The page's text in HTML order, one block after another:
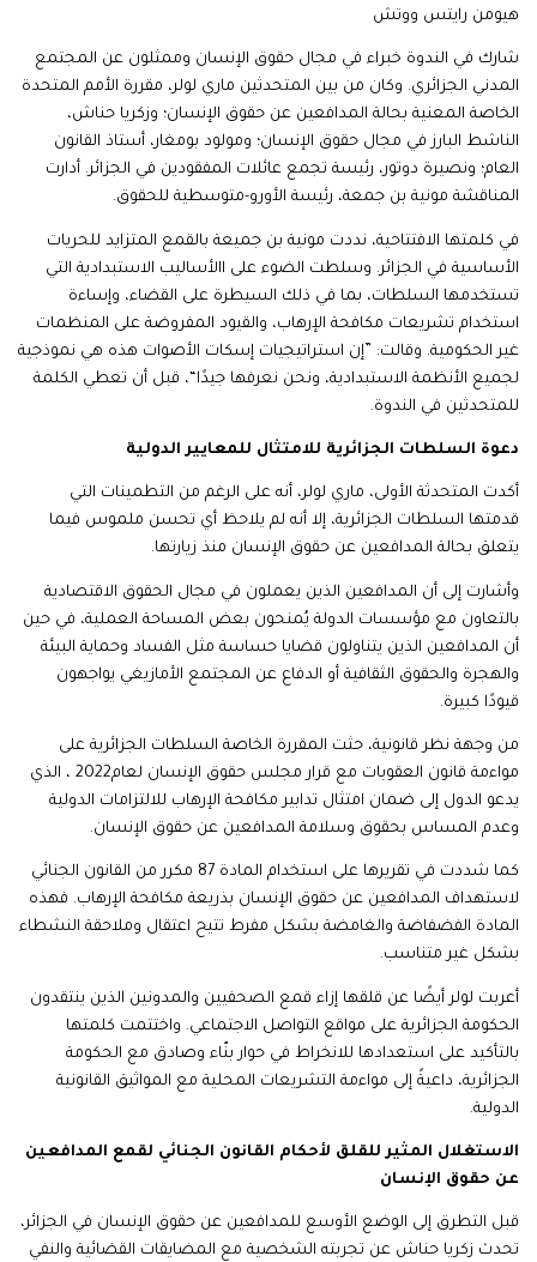
هيومن رايتس ووتش
شارك في الندوة خبراء في مجال حقوق الإنسان وممثلون عن المجتمع
المدني الجزائري. وكان من بين المتحدثين ماري لولر، مقررة الأمم المتحدة
الخاصة المعنية بحالة المدافعين عن حقوق الإنسان؛ وزكريا حناش،
الناشط البارز في مجال حقوق الإنسان؛ ومولود بومغار، أستاذ القانون
العام؛ ونصيرة دوتور، رئيسة تجمع عائلات المفقودين في الجزائر. أدارت
المناقشة مونية بن جمعة، رئيسة الأورو-متوسطية للحقوق.
في كلمتها الافتتاحية، نددت مونية بن جميعة بالقمع المتزايد للحريات
الأساسية في الجزائر. وسلطت الضوء على االأساليب الاستبدادية التي
تستخدمها السلطات، بما في ذلك السيطرة على القضاء، وإساءة
استخدام تشريعات مكافحة الإرهاب، والقيود المفروضة على المنظمات
غير الحكومية. وقالت: ”إن استراتيجيات إسكات الأصوات هذه هي نموذجية
لجميع الأنظمة الاستبدادية، ونحن نعرفها جيدًا“، قبل أن تعطي الكلمة
للمتحدثين في الندوة.
دعوة السلطات الجزائرية للامتثال للمعايير الدولية
أكدت المتحدثة الأولى، ماري لولر، أنه على الرغم من التطمينات التي
قدمتها السلطات الجزائرية، إلا أنه لم يلاحظ أي تحسن ملموس فيما
يتعلق بحالة المدافعين عن حقوق الإنسان منذ زيارتها.
وأشارت إلى أن المدافعين الذين يعملون في مجال الحقوق الاقتصادية
بالتعاون مع مؤسسات الدولة يُمنحون بعض المساحة العملية، في حين
أن المدافعين الذين يتناولون قضايا حساسة مثل الفساد وحماية البيئة
والهجرة والحقوق الثقافية أو الدفاع عن المجتمع الأمازيغي يواجهون
قيودًا كبيرة.
من وجهة نظر قانونية، حثت المقررة الخاصة السلطات الجزائرية على
مواءمة قانون العقوبات مع قرار مجلس حقوق الإنسان لعام2022 ، الذي
يدعو الدول إلى ضمان امتثال تدابير مكافحة الإرهاب للالتزامات الدولية
وعدم المساس بحقوق وسلامة المدافعين عن حقوق الإنسان.
كما شددت في تقريرها على استخدام المادة 87 مكرر من القانون الجنائي
لاستهداف المدافعين عن حقوق الإنسان بذريعة مكافحة الإرهاب. فهذه
المادة الفضفاضة والغامضة بشكل مفرط تتيح اعتقال وملاحقة النشطاء
بشكل غير متناسب.
أعربت لولر أيضًا عن قلقها إزاء قمع الصحفيين والمدونين الذين ينتقدون
الحكومة الجزائرية على مواقع التواصل الاجتماعي. واختتمت كلمتها
بالتأكيد على استعدادها للانخراط في حوار بنّاء وصادق مع الحكومة
الجزائرية، داعيةً إلى مواءمة التشريعات المحلية مع المواثيق القانونية
الدولية.
الاستغلال المثير للقلق لأحكام القانون الجنائي لقمع المدافعين
عن حقوق الإنسان
قبل التطرق إلى الوضع الأوسع للمدافعين عن حقوق الإنسان في الجزائر،
تحدث زكريا حناش عن تجربته الشخصية مع المضايقات القضائية والنفي